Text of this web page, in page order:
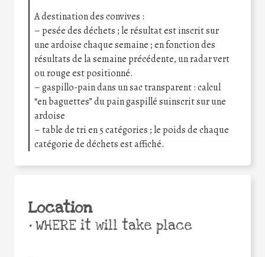
A destination des convives :
– pesée des déchets ; le résultat est inscrit sur
une ardoise chaque semaine ; en fonction des
résultats de la semaine précédente, un radar vert
ou rouge est positionné.
– gaspillo-pain dans un sac transparent : calcul
“en baguettes” du pain gaspillé suinscrit sur une
ardoise
– table de tri en 5 catégories ; le poids de chaque
catégorie de déchets est affiché.
Location
•WHERE it will take place